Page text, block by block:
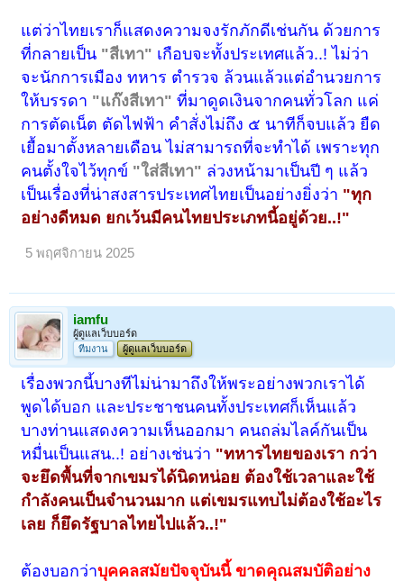
แต่ว่าไทยเราก็แสดงความจงรักภักดีเช่นกัน ด้วยการ
ที่กลายเป็น "สีเทา" เกือบจะทั้งประเทศแล้ว..! ไม่ว่า
จะนักการเมือง ทหาร ตำรวจ ล้วนแล้วแต่อำนวยการ
ให้บรรดา "แก๊งสีเทา" ที่มาดูดเงินจากคนทั่วโลก แค่
การตัดเน็ต ตัดไฟฟ้า คำสั่งไม่ถึง ๕ นาทีก็จบแล้ว ยืด
เยื้อมาตั้งหลายเดือน ไม่สามารถที่จะทำได้ เพราะทุก
คนตั้งใจไว้ทุกข์ "ใส่สีเทา" ล่วงหน้ามาเป็นปี ๆ แล้ว
เป็นเรื่องที่น่าสงสารประเทศไทยเป็นอย่างยิ่งว่า "ทุก
อย่างดีหมด ยกเว้นมีคนไทยประเภทนี้อยู่ด้วย..!"
5 พฤศจิกายน 2025
iamfu
ผู้ดูแลเว็บบอร์ด
ทีมงาน
ผู้ดูแลเว็บบอร์ด
เรื่องพวกนี้บางทีไม่น่ามาถึงให้พระอย่างพวกเราได้
พูดได้บอก และประชาชนคนทั้งประเทศก็เห็นแล้ว
บางท่านแสดงความเห็นออกมา คนถล่มไลค์กันเป็น
หมื่นเป็นแสน..! อย่างเช่นว่า "ทหารไทยของเรา กว่า
จะยึดพื้นที่จากเขมรได้นิดหน่อย ต้องใช้เวลาและใช้
กำลังคนเป็นจำนวนมาก แต่เขมรแทบไม่ต้องใช้อะไร
เลย ก็ยึดรัฐบาลไทยไปแล้ว..!"
ต้องบอกว่าบุคคลสมัยปัจจุบันนี้ ขาดคุณสมบัติอย่าง